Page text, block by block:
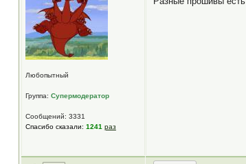
Любопытный
Группа: Супермодератор
Сообщений: 3331
Спасибо сказали: 1241 раз